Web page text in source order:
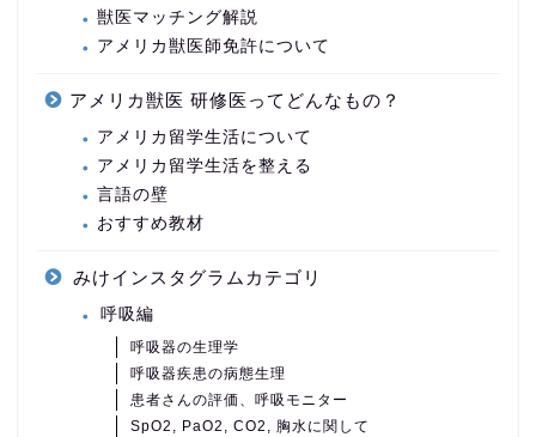
獣医マッチング解説
アメリカ獣医師免許について
アメリカ獣医 研修医ってどんなもの？
アメリカ留学生活について
アメリカ留学生活を整える
言語の壁
おすすめ教材
みけインスタグラムカテゴリ
呼吸編
呼吸器の生理学
呼吸器疾患の病態生理
患者さんの評価、呼吸モニター
SpO2, PaO2, CO2, 胸水に関して